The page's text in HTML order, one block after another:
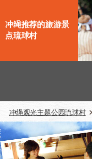
冲绳推荐的旅游景
点琉球村
冲绳观光主题公园琉球村